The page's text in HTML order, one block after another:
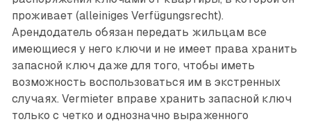
проживает (alleiniges Verfügungsrecht).
Арендодатель обязан передать жильцам все
имеющиеся у него ключи и не имеет права хранить
запасной ключ даже для того, чтобы иметь
возможность воспользоваться им в экстренных
случаях. Vermieter вправе хранить запасной ключ
только с четко и однозначно выраженного